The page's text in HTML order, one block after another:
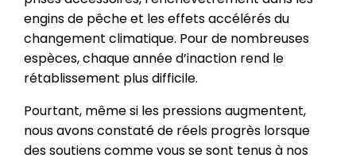
engins de pêche et les effets accélérés du
changement climatique. Pour de nombreuses
espèces, chaque année d’inaction rend le
rétablissement plus difficile.
Pourtant, même si les pressions augmentent,
nous avons constaté de réels progrès lorsque
des soutiens comme vous se sont tenus à nos